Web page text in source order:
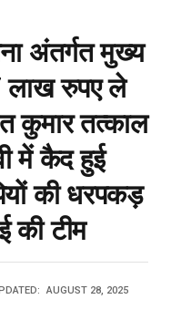
अंतर्गत मुख्य
लाख रुपए ले
कुमार तत्काल
में कैद हुई
की धरपकड़
की टीम
AUGUST 28, 2025